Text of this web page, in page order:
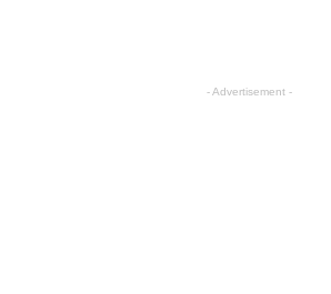
- Advertisement -